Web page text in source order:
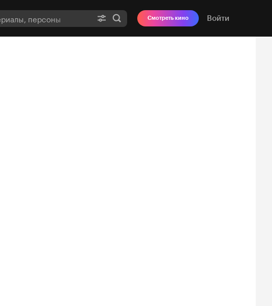
Смотреть кино Войти